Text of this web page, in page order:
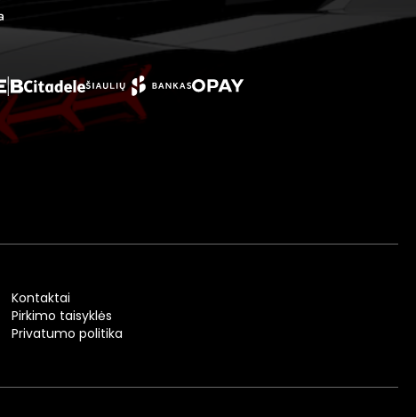
Kontaktai
Pirkimo taisyklės
Privatumo politika